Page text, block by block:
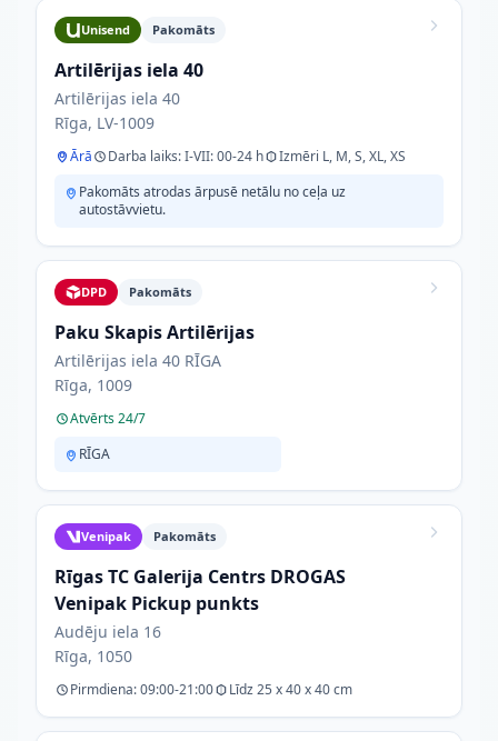
Unisend Pakomāts
Artilērijas iela 40
Artilērijas iela 40
Rīga, LV-1009
Ārā Darba laiks: I-VII: 00-24 h
Izmēri L, M, S, XL, XS
Pakomāts atrodas ārpusē netālu no ceļa uz
autostāvvietu.
DPD Pakomāts
Paku Skapis Artilērijas
Artilērijas iela 40 RĪGA
Rīga, 1009
Atvērts 24/7
RĪGA
Venipak Pakomāts
Rīgas TC Galerija Centrs DROGAS
Venipak Pickup punkts
Audēju iela 16
Rīga, 1050
Pirmdiena: 09:00-21:00 Līdz 25 x 40 x 40 cm